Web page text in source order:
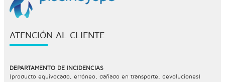
ATENCIÓN AL CLIENTE
DEPARTAMENTO DE INCIDENCIAS
(producto equivocado, erróneo, dañado en transporte, devoluciones)